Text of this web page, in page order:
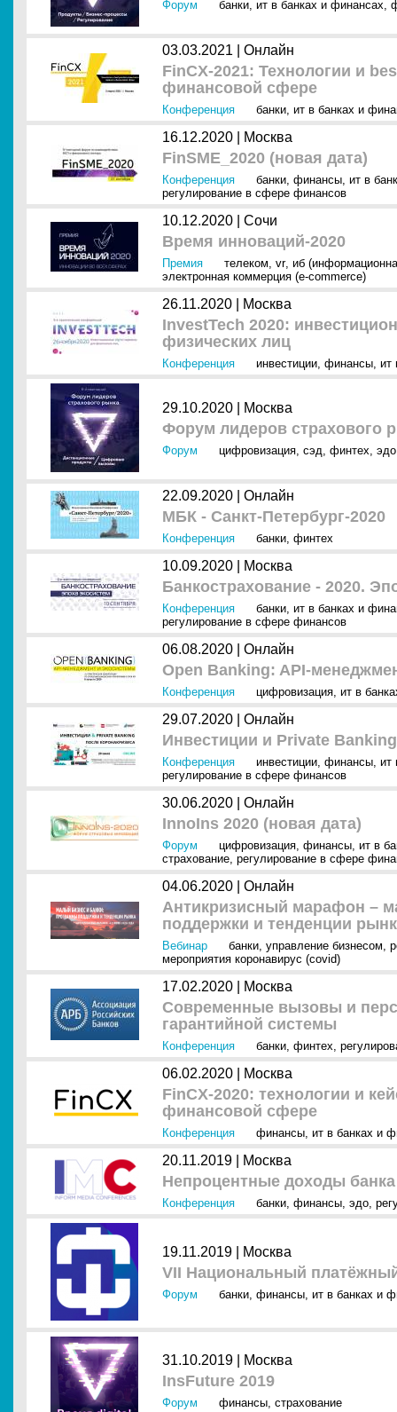
Форум банки, ит в банках и финансах,
03.03.2021 | Онлайн
FinCX-2021: Технологии и
финансовой сфере
Конференция банки, ит в банках и
16.12.2020 | Москва
FinSME_2020 (новая дата)
Конференция банки, финансы, ит в
регулирование в сфере финансов
10.12.2020 | Сочи
Время инноваций-2020
Премия телеком, vr, иб
электронная коммерция (e-commerce)
26.11.2020 | Москва
InvestTech 2020:
физических лиц
Конференция инвестиции, финансы, ит
29.10.2020 | Москва
Форум лидеров страхового
Форум цифровизация, сэд, финтех, эдо
22.09.2020 | Онлайн
МБК - Санкт-Петербург-2020
Конференция банки, финтех
10.09.2020 | Москва
Банкострахование - 2020.
Конференция банки, ит в банках и
регулирование в сфере финансов
06.08.2020 | Онлайн
Open Banking: API-
Конференция цифровизация, ит в
29.07.2020 | Онлайн
Инвестиции и Private
Конференция инвестиции, финансы, ит
регулирование в сфере финансов
30.06.2020 | Онлайн
InnoIns 2020 (новая дата)
Форум цифровизация, финансы, ит в
страхование, регулирование в сфере
04.06.2020 | Онлайн
Антикризисный марафон –
поддержки и тенденции
Вебинар банки, управление бизнесом,
мероприятия коронавирус (covid)
17.02.2020 | Москва
Современные вызовы и
гарантийной системы
Конференция банки, финтех,
06.02.2020 | Москва
FinCX-2020: технологии и
финансовой сфере
Конференция финансы, ит в банках и
20.11.2019 | Москва
Непроцентные доходы банка
Конференция банки, финансы, эдо,
19.11.2019 | Москва
VII Национальный
Форум банки, финансы, ит в банках и
31.10.2019 | Москва
InsFuture 2019
Форум финансы, страхование